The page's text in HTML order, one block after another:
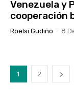
Venezuela y
cooperación
Roelsi Gudiño - 8
1 2